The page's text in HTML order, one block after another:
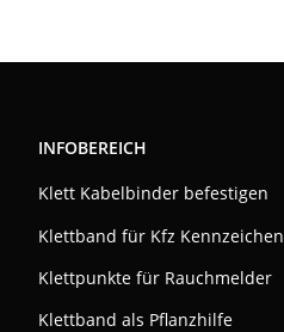
INFOBEREICH
Klett Kabelbinder befestigen
Klettband für Kfz Kennzeichen
Klettpunkte für Rauchmelder
Klettband als Pflanzhilfe